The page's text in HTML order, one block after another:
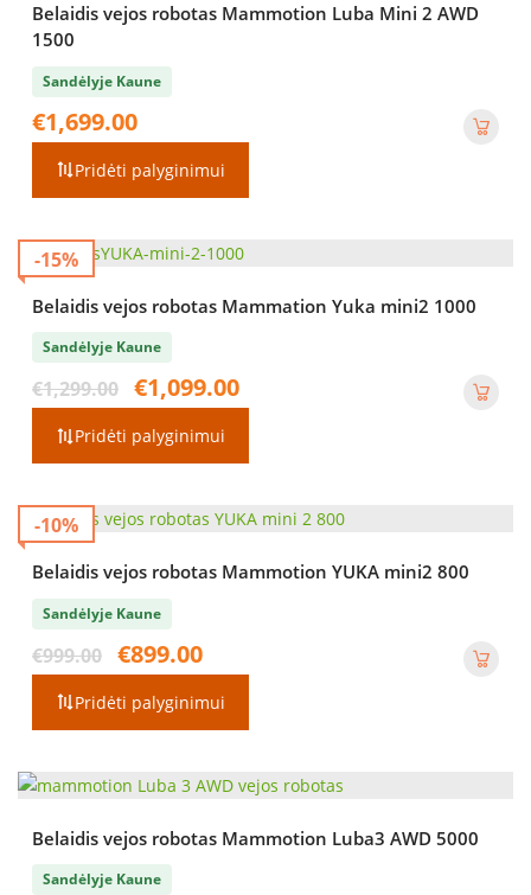
Belaidis vejos robotas Mammotion Luba Mini 2 AWD
1500
Sandėlyje Kaune
€1,699.00
Pridėti palyginimui
-15%
Belaidis vejos robotas Mammation Yuka mini2 1000
Sandėlyje Kaune
€1,299.00
Original
price
was:
€1,299.00.
€1,099.00
Pridėti palyginimui
-10%
Belaidis vejos robotas Mammotion YUKA mini2 800
Sandėlyje Kaune
€999.00
Original
price
was:
€999.00.
€899.00
€899.00.
Pridėti palyginimui
Belaidis vejos robotas Mammotion Luba3 AWD 5000
Sandėlyje Kaune